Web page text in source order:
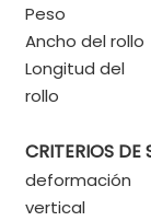
Peso
Ancho del rollo
Longitud del
rollo
CRITERIOS DE
deformación
vertical